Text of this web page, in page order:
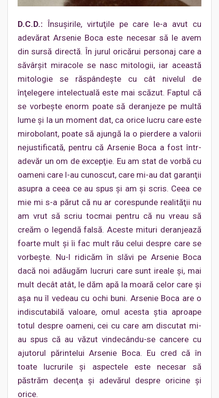
D.C.D.: Însuşirile, virtuţile pe care le-a avut cu
adevărat Arsenie Boca este necesar să le avem
din sursă directă. În jurul oricărui personaj care a
săvârşit miracole se nasc mitologii, iar această
mitologie se răspândeşte cu cât nivelul de
înţelegere intelectuală este mai scăzut. Faptul că
se vorbeşte enorm poate să deranjeze pe multă
lume şi la un moment dat, ca orice lucru care este
mirobolant, poate să ajungă la o pierdere a valorii
nejustificată, pentru că Arsenie Boca a fost într-
adevăr un om de excepţie. Eu am stat de vorbă cu
oameni care l-au cunoscut, care mi-au dat garanţii
asupra a ceea ce au spus şi am şi scris. Ceea ce
mie mi s-a părut că nu ar corespunde realităţii nu
am vrut să scriu tocmai pentru că nu vreau să
creăm o legendă falsă. Aceste mituri deranjează
foarte mult şi îi fac mult rău celui despre care se
vorbeşte. Nu-l ridicăm în slăvi pe Arsenie Boca
dacă noi adăugăm lucruri care sunt ireale şi, mai
mult decât atât, le dăm apă la moară celor care şi
aşa nu îl vedeau cu ochi buni. Arsenie Boca are o
indiscutabilă valoare, omul acesta ştia aproape
totul despre oameni, cei cu care am discutat mi-
au spus că au văzut vindecându-se cancere cu
ajutorul părintelui Arsenie Boca. Eu cred că în
toate lucrurile și aspectele este necesar să
păstrăm decenţa şi adevărul despre oricine şi
orice.